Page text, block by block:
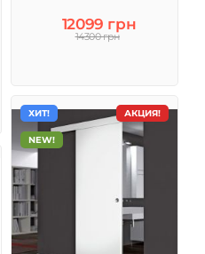
12099 грн
14300 грн
АКЦИЯ!
ХИТ!
NEW!